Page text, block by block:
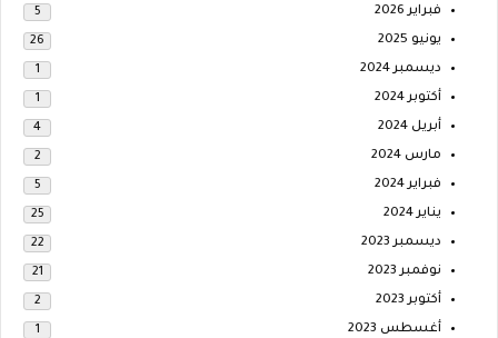
فبراير 2026 5
يونيو 2025 26
ديسمبر 2024 1
أكتوبر 2024 1
أبريل 2024 4
مارس 2024 2
فبراير 2024 5
يناير 2024 25
ديسمبر 2023 22
نوفمبر 2023 21
أكتوبر 2023 2
أغسطس 2023 1